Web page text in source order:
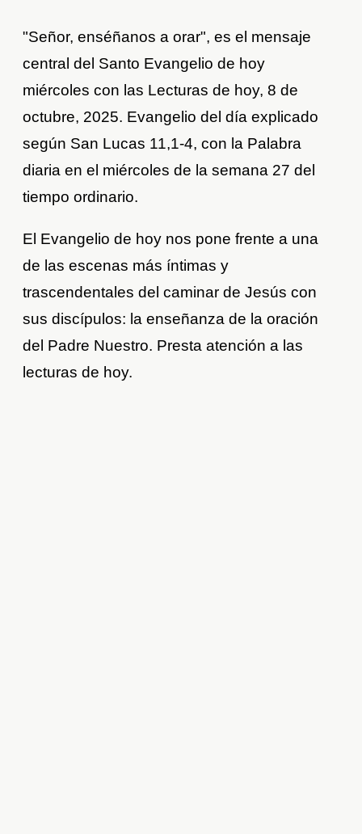
"Señor, enséñanos a orar", es el mensaje
central del Santo Evangelio de hoy
miércoles con las Lecturas de hoy, 8 de
octubre, 2025. Evangelio del día explicado
según San Lucas 11,1-4, con la Palabra
diaria en el miércoles de la semana 27 del
tiempo ordinario.
El Evangelio de hoy nos pone frente a una
de las escenas más íntimas y
trascendentales del caminar de Jesús con
sus discípulos: la enseñanza de la oración
del Padre Nuestro. Presta atención a las
lecturas de hoy.